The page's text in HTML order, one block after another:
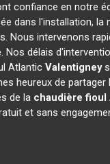
confiance en notre
dans l'installation,
Nous intervenons
Nos délais
Atlantic Valentigney
heureux de
de la chaudière fioul
et sans